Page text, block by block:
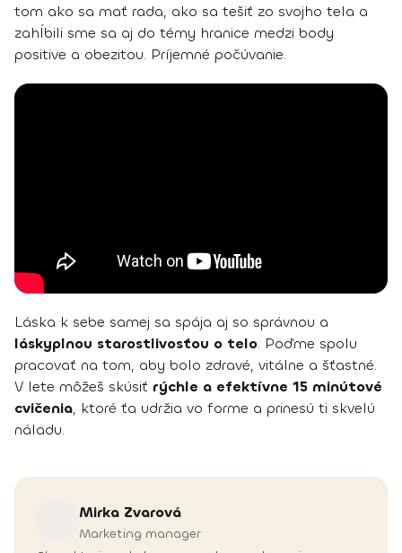
tom ako sa mať rada, ako sa tešiť zo svojho tela a
zahĺbili sme sa aj do témy hranice medzi body
positive a obezitou. Príjemné počúvanie.
Láska k sebe samej sa spája aj so správnou a
láskyplnou starostlivosťou o telo. Poďme spolu
pracovať na tom, aby bolo zdravé, vitálne a šťastné.
V lete môžeš skúsiť rýchle a efektívne 15 minútové
cvičenia, ktoré ťa udržia vo forme a prinesú ti skvelú
náladu.
Mirka Zvarová
Marketing manager